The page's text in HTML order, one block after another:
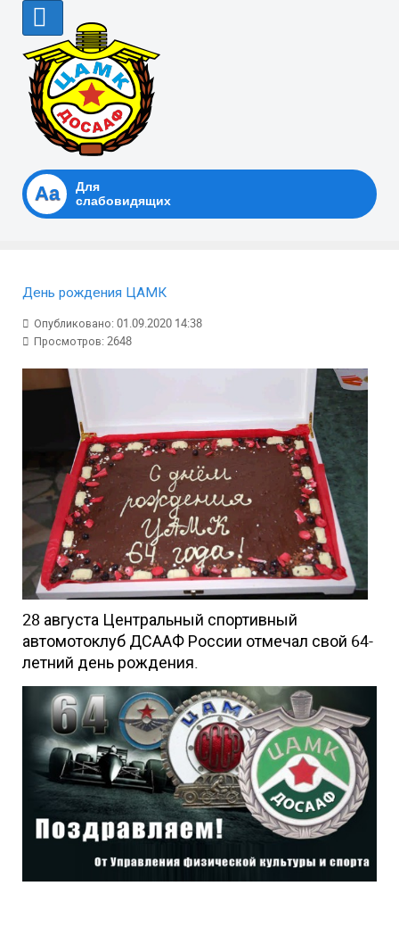
Аа
Для
слабовидящих
День рождения ЦАМК
Опубликовано: 01.09.2020 14:38
Просмотров: 2648
28 августа Центральный спортивный
автомотоклуб ДСААФ России отмечал свой 64-
летний день рождения.